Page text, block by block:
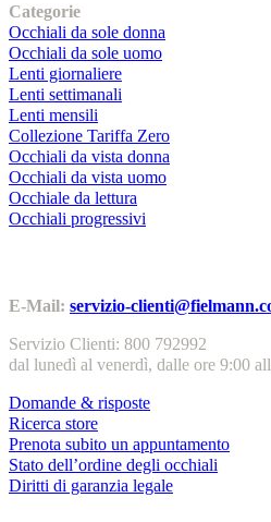
Categorie
Occhiali da sole donna
Occhiali da sole uomo
Lenti giornaliere
Lenti settimanali
Lenti mensili
Collezione Tariffa Zero
Occhiali da vista donna
Occhiali da vista uomo
Occhiale da lettura
Occhiali progressivi
E-Mail: servizio-
Servizio Clienti: 800 792992
dal lunedì al venerdì, dalle ore 9:00
Domande & risposte
Ricerca store
Prenota subito un appuntamento
Stato dell’ordine degli occhiali
Diritti di garanzia legale